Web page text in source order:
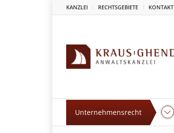
KANZLEI RECHTSGEBIETE KONTAKT
Unternehmensrecht